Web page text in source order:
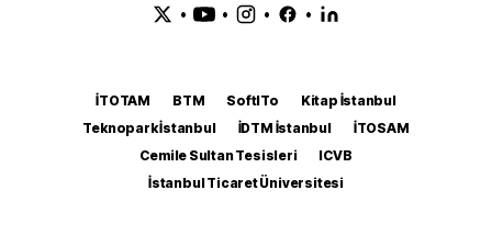
• • • •
İTOTAM BTM SoftITo
Kitap İstanbul
Teknopark İstanbul
İDTM İstanbul
İTOSAM
Cemile Sultan Tesisleri
ICVB
İstanbul Ticaret Üniversitesi